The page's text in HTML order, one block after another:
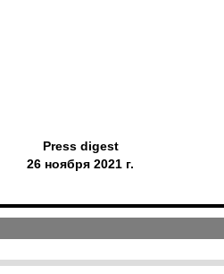
Press digest
26 ноября 2021 г.